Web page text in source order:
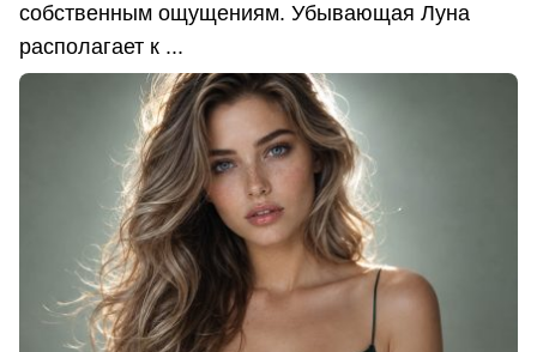
собственным ощущениям. Убывающая Луна
располагает к ...